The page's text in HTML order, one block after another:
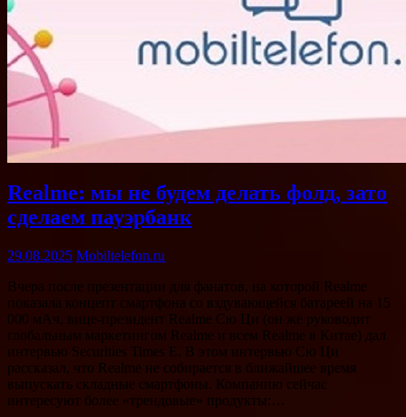
Realme: мы не будем делать фолд, зато
сделаем пауэрбанк
29.08.2025 Mobiltelefon.ru
Вчера после презентации для фанатов, на которой Realme
показала концепт смартфона со вздувающейся батареей на 15
000 мАч, вице-президент Realme Сю Ци (он же руководит
глобальным маркетингом Realme и всем Realme в Китае) дал
интервью Securities Times E. В этом интервью Сю Ци
рассказал, что Realme не собирается в ближайшее время
выпускать складные смартфоны. Компанию сейчас
интересуют более «трендовые» продукты:…